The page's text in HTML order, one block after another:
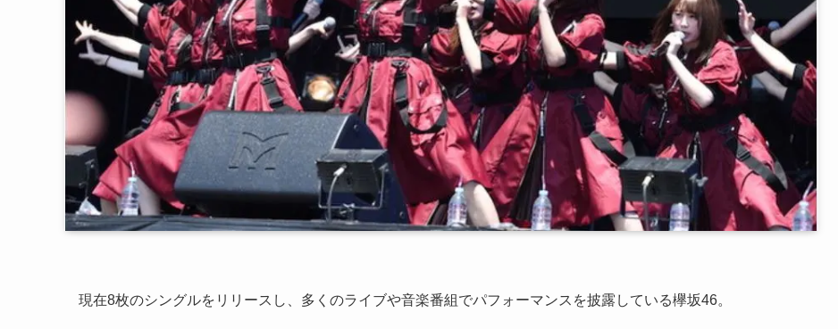
現在8枚のシングルをリリースし、多くのライブや音楽番組でパフォーマンスを披露している欅坂46。